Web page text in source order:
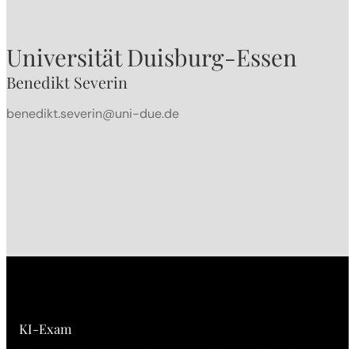
Universität Duisburg-Essen
Benedikt Severin
benedikt.severin@uni-due.de
KI-Exam